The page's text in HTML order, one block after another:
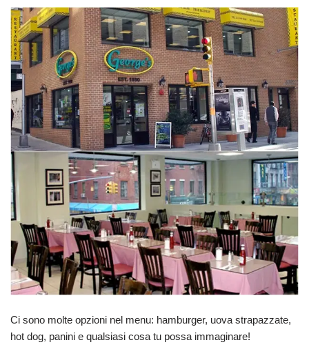
Ci sono molte opzioni nel menu: hamburger, uova strapazzate,
hot dog, panini e qualsiasi cosa tu possa immaginare!